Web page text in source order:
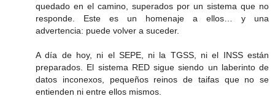
quedado en el camino, superados por un sistema que no
responde. Este es un homenaje a ellos… y una
advertencia: puede volver a suceder.
A día de hoy, ni el SEPE, ni la TGSS, ni el INSS están
preparados. El sistema RED sigue siendo un laberinto de
datos inconexos, pequeños reinos de taifas que no se
entienden ni entre ellos mismos.